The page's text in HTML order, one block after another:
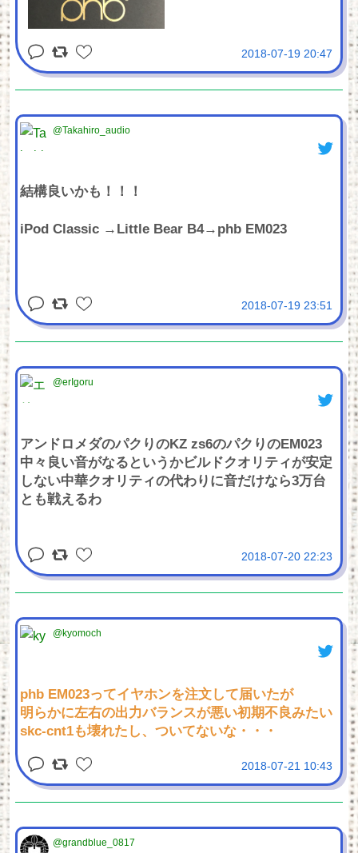
2018-07-19 20:47
@Takahiro_audio
結構良いかも！！！
iPod Classic →Little Bear B4→phb EM023
2018-07-19 23:51
@erIgoru
アンドロメダのパクりのKZ zs6のパクりのEM023
中々良い音がなるというかビルドクオリティが安定
しない中華クオリティの代わりに音だけなら3万台
とも戦えるわ
2018-07-20 22:23
@kyomoch
phb EM023ってイヤホンを注文して届いたが
明らかに左右の出力バランスが悪い初期不良みたい
skc-cnt1も壊れたし、ついてないな・・・
2018-07-21 10:43
@grandblue_0817